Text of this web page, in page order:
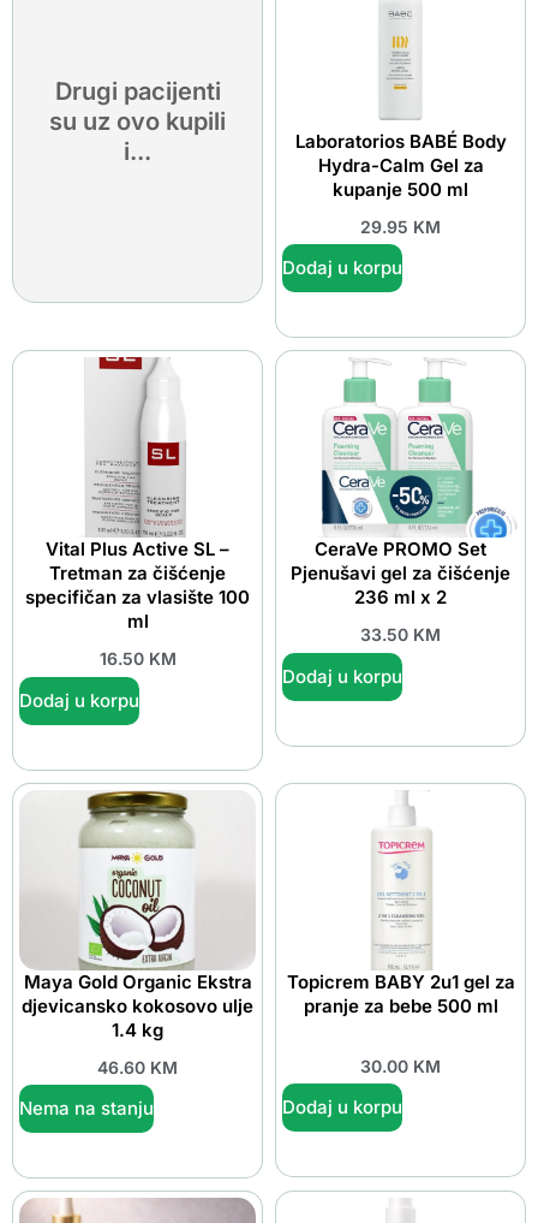
Drugi pacijenti
su uz ovo kupili
i...
Laboratorios BABÉ Body
Hydra-Calm Gel za
kupanje 500 ml
29.95 KM
Dodaj u korpu
Vital Plus Active SL –
Tretman za čišćenje
specifičan za vlasište 100
ml
16.50 KM
Dodaj u korpu
CeraVe PROMO Set
Pjenušavi gel za čišćenje
236 ml x 2
33.50 KM
Dodaj u korpu
Maya Gold Organic Ekstra
djevicansko kokosovo ulje
1.4 kg
46.60 KM
Nema na stanju
Topicrem BABY 2u1 gel za
pranje za bebe 500 ml
30.00 KM
Dodaj u korpu